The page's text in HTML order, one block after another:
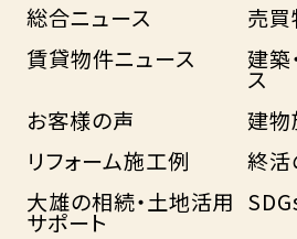
総合ニュース
売買
賃貸物件ニュース
建築
ス
お客様の声
建物
リフォーム施工例
終活
大雄の相続・土地活用
サポート